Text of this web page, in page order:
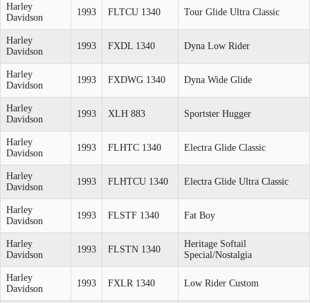
Harley
Davidson
1993 FLTCU 1340 Tour Glide Ultra Classic
Harley
Davidson
1993 FXDL 1340 Dyna Low Rider
Harley
Davidson
1993 FXDWG 1340 Dyna Wide Glide
Harley
Davidson
1993 XLH 883 Sportster Hugger
Harley
Davidson
1993 FLHTC 1340 Electra Glide Classic
Harley
Davidson
1993 FLHTCU 1340 Electra Glide Ultra Classic
Harley
Davidson
1993 FLSTF 1340 Fat Boy
Harley
Davidson
1993 FLSTN 1340
Heritage Softail
Special/Nostalgia
Harley
Davidson
1993 FXLR 1340 Low Rider Custom